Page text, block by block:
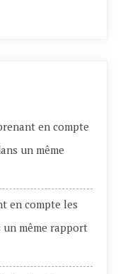
en compte
un même
en compte les
même rapport